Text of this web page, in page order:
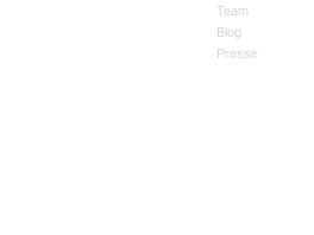
Team
Blog
Presse